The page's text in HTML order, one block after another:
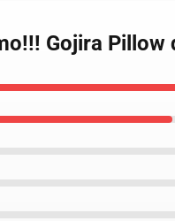
Gojira Pillow